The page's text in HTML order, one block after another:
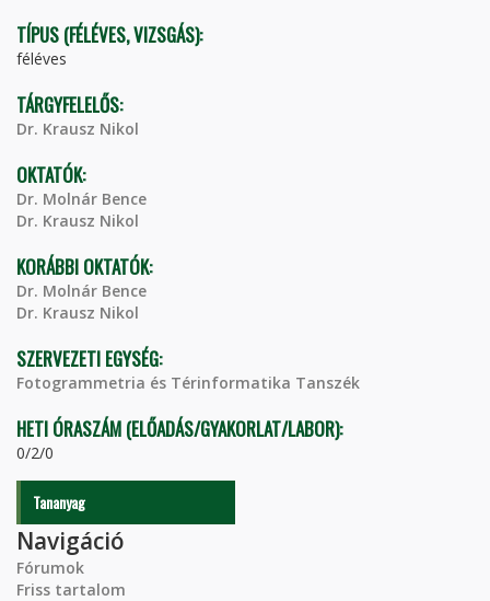
TÍPUS (FÉLÉVES, VIZSGÁS):
féléves
TÁRGYFELELŐS:
Dr. Krausz Nikol
OKTATÓK:
Dr. Molnár Bence
Dr. Krausz Nikol
KORÁBBI OKTATÓK:
Dr. Molnár Bence
Dr. Krausz Nikol
SZERVEZETI EGYSÉG:
Fotogrammetria és Térinformatika Tanszék
HETI ÓRASZÁM (ELŐADÁS/GYAKORLAT/LABOR):
0/2/0
Tananyag
Navigáció
Fórumok
Friss tartalom